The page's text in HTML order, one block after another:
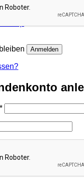
sich keine Produkte
Anmelden
*Erforderlich